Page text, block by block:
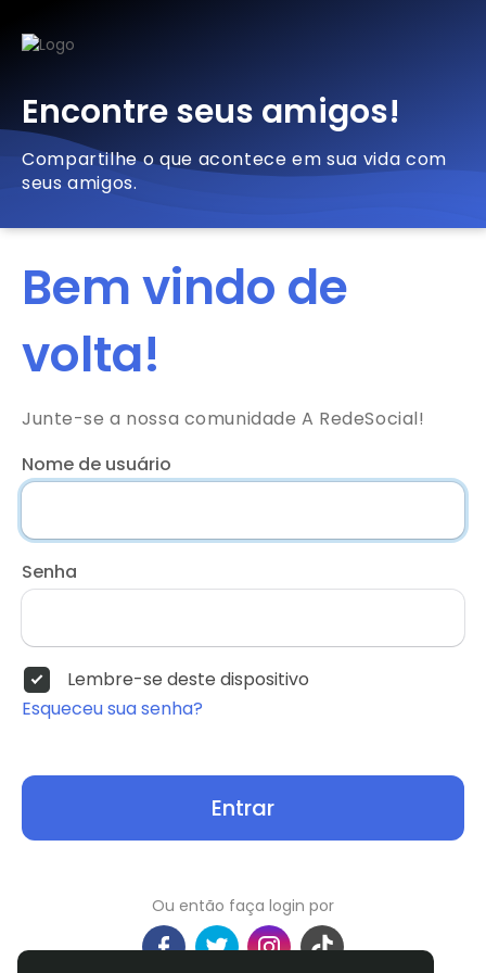
Encontre seus amigos!
Compartilhe o que acontece em sua vida com
seus amigos.
Bem vindo de
volta!
Junte-se a nossa comunidade A RedeSocial!
Nome de usuário
Senha
Lembre-se deste dispositivo
Esqueceu sua senha?
Entrar
Ou então faça login por